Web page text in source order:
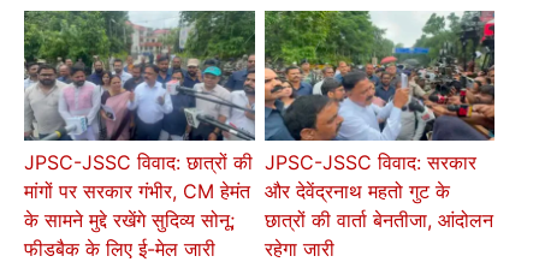
JPSC-JSSC विवाद: छात्रों की
मांगों पर सरकार गंभीर, CM हेमंत
के सामने मुद्दे रखेंगे सुदिव्य सोनू;
फीडबैक के लिए ई-मेल जारी
JPSC-JSSC विवाद: सरकार
और देवेंद्रनाथ महतो गुट के
छात्रों की वार्ता बेनतीजा, आंदोलन
रहेगा जारी